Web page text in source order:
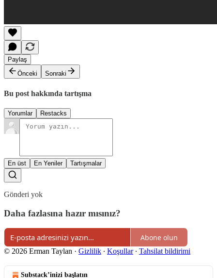
Paylaş
Önceki
Sonraki
Bu post hakkında tartışma
Yorumlar Restacks
En üst En Yeniler Tartışmalar
Gönderi yok
Daha fazlasına hazır mısınız?
Abone olun
© 2026 Erman Taylan · Gizlilik ∙ Koşullar∙ Tahsilat bildirimi
Substack’inizi başlatın